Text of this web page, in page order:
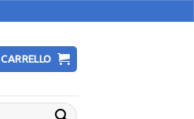
CARRELLO